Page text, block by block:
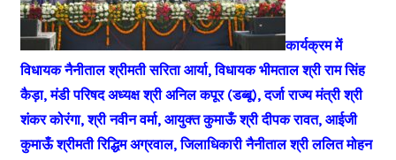
कार्यक्रम में
विधायक नैनीताल श्रीमती सरिता आर्या, विधायक भीमताल श्री राम सिंह
कैड़ा, मंडी परिषद अध्यक्ष श्री अनिल कपूर (डब्बू), दर्जा राज्य मंत्री श्री
शंकर कोरंगा, श्री नवीन वर्मा, आयुक्त कुमाऊँ श्री दीपक रावत, आईजी
कुमाऊँ श्रीमती रिद्धिम अग्रवाल, जिलाधिकारी नैनीताल श्री ललित मोहन